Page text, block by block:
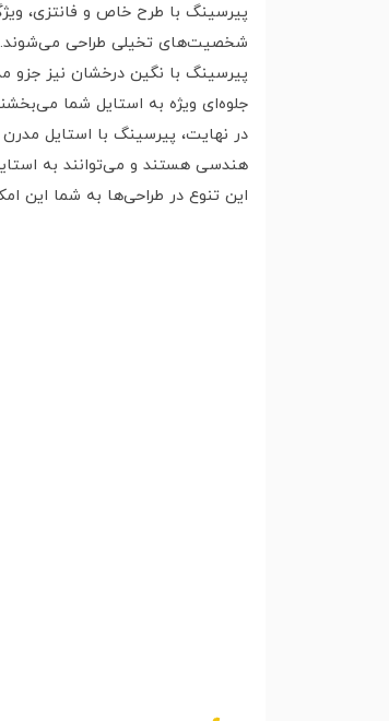
پیرسینگ با طرح خاص و فانتزی،
شخصیت‌های تخیلی طراحی می‌شوند.
پیرسینگ با نگین درخشان نیز
جلوه‌ای ویژه به استایل شما
در نهایت، پیرسینگ با استایل
هندسی هستند و می‌توانند به
این تنوع در طراحی‌ها به شما این